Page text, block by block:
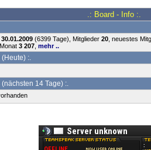
.: Board - Info :.
30.01.2009(6399 Tage), Mitglieder 20, neuestes
3 207, mehr ..
:.
14 Tage) :.